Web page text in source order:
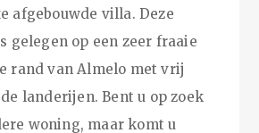
afgebouwde villa. Deze
gelegen op een zeer fraaie
rand van Almelo met vrij
landerijen. Bent u op zoek
woning, maar komt u